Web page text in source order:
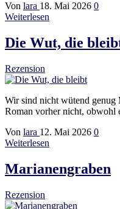
Von lara 18. Mai 2026 0
Weiterlesen
Die Wut, die
Rezension
Wir sind nicht wütend genug
Roman vorher nicht, obwohl
Von lara 12. Mai 2026 0
Weiterlesen
Marianengraben
Rezension